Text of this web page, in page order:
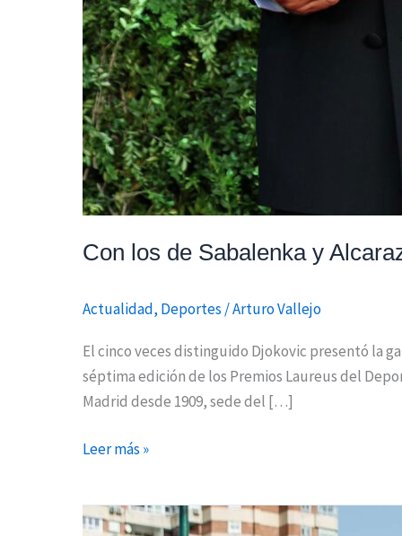
Con los de Sabalenka y
Actualidad, Deportes /Arturo Vallejo
El cinco veces distinguido Djokovic presentó la
séptima edición de los Premios Laureus del
Madrid desde 1909, sede del […]
Leer más »
Antonio